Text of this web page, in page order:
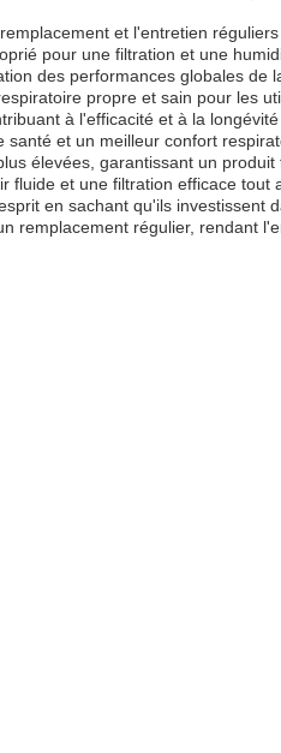
et l'entretien
pour une filtration et une
des performances globales de
propre et sain pour les
à l'efficacité et à la
et un meilleur confort
élevées, garantissant un
et une filtration efficace tout
en sachant qu'ils investissent
régulier, rendant